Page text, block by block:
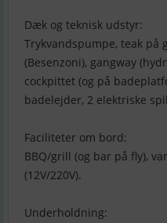
Dæk og teknisk udstyr:
Trykvandspumpe, teak
(Besenzoni), gangway
cockpittet (og på
badelejder, 2 elektriske
Faciliteter om bord:
BBQ/grill (og bar på fly),
(12V/220V).
Underholdning: